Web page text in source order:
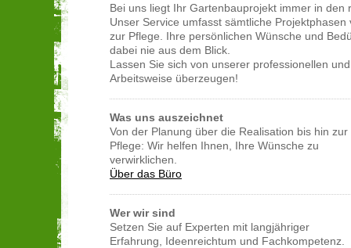
Bei uns liegt Ihr Gartenbauprojekt immer in den
Unser Service umfasst sämtliche Projektphasen
zur Pflege. Ihre persönlichen Wünsche und
dabei nie aus dem Blick.
Lassen Sie sich von unserer professionellen
Arbeitsweise überzeugen!
Was uns auszeichnet
Von der Planung über die Realisation bis hin zur
Pflege: Wir helfen Ihnen, Ihre Wünsche zu
verwirklichen.
Über das Büro
Wer wir sind
Setzen Sie auf Experten mit langjähriger
Erfahrung, Ideenreichtum und Fachkompetenz.